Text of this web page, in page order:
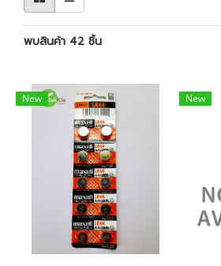
พบสินค้า 42 ชิ้น
New New